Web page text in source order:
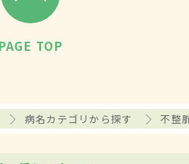
PAGE TOP
病名カテゴリから探す 不整